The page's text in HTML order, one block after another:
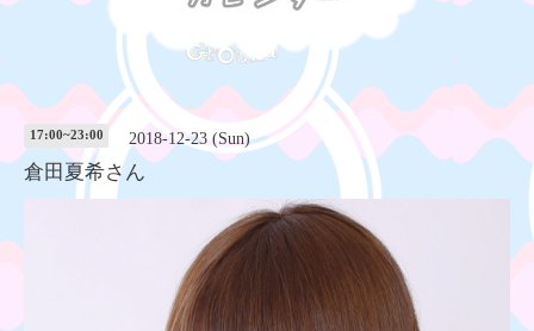
17:00~23:00 2018-12-23 (Sun)
倉田夏希さん